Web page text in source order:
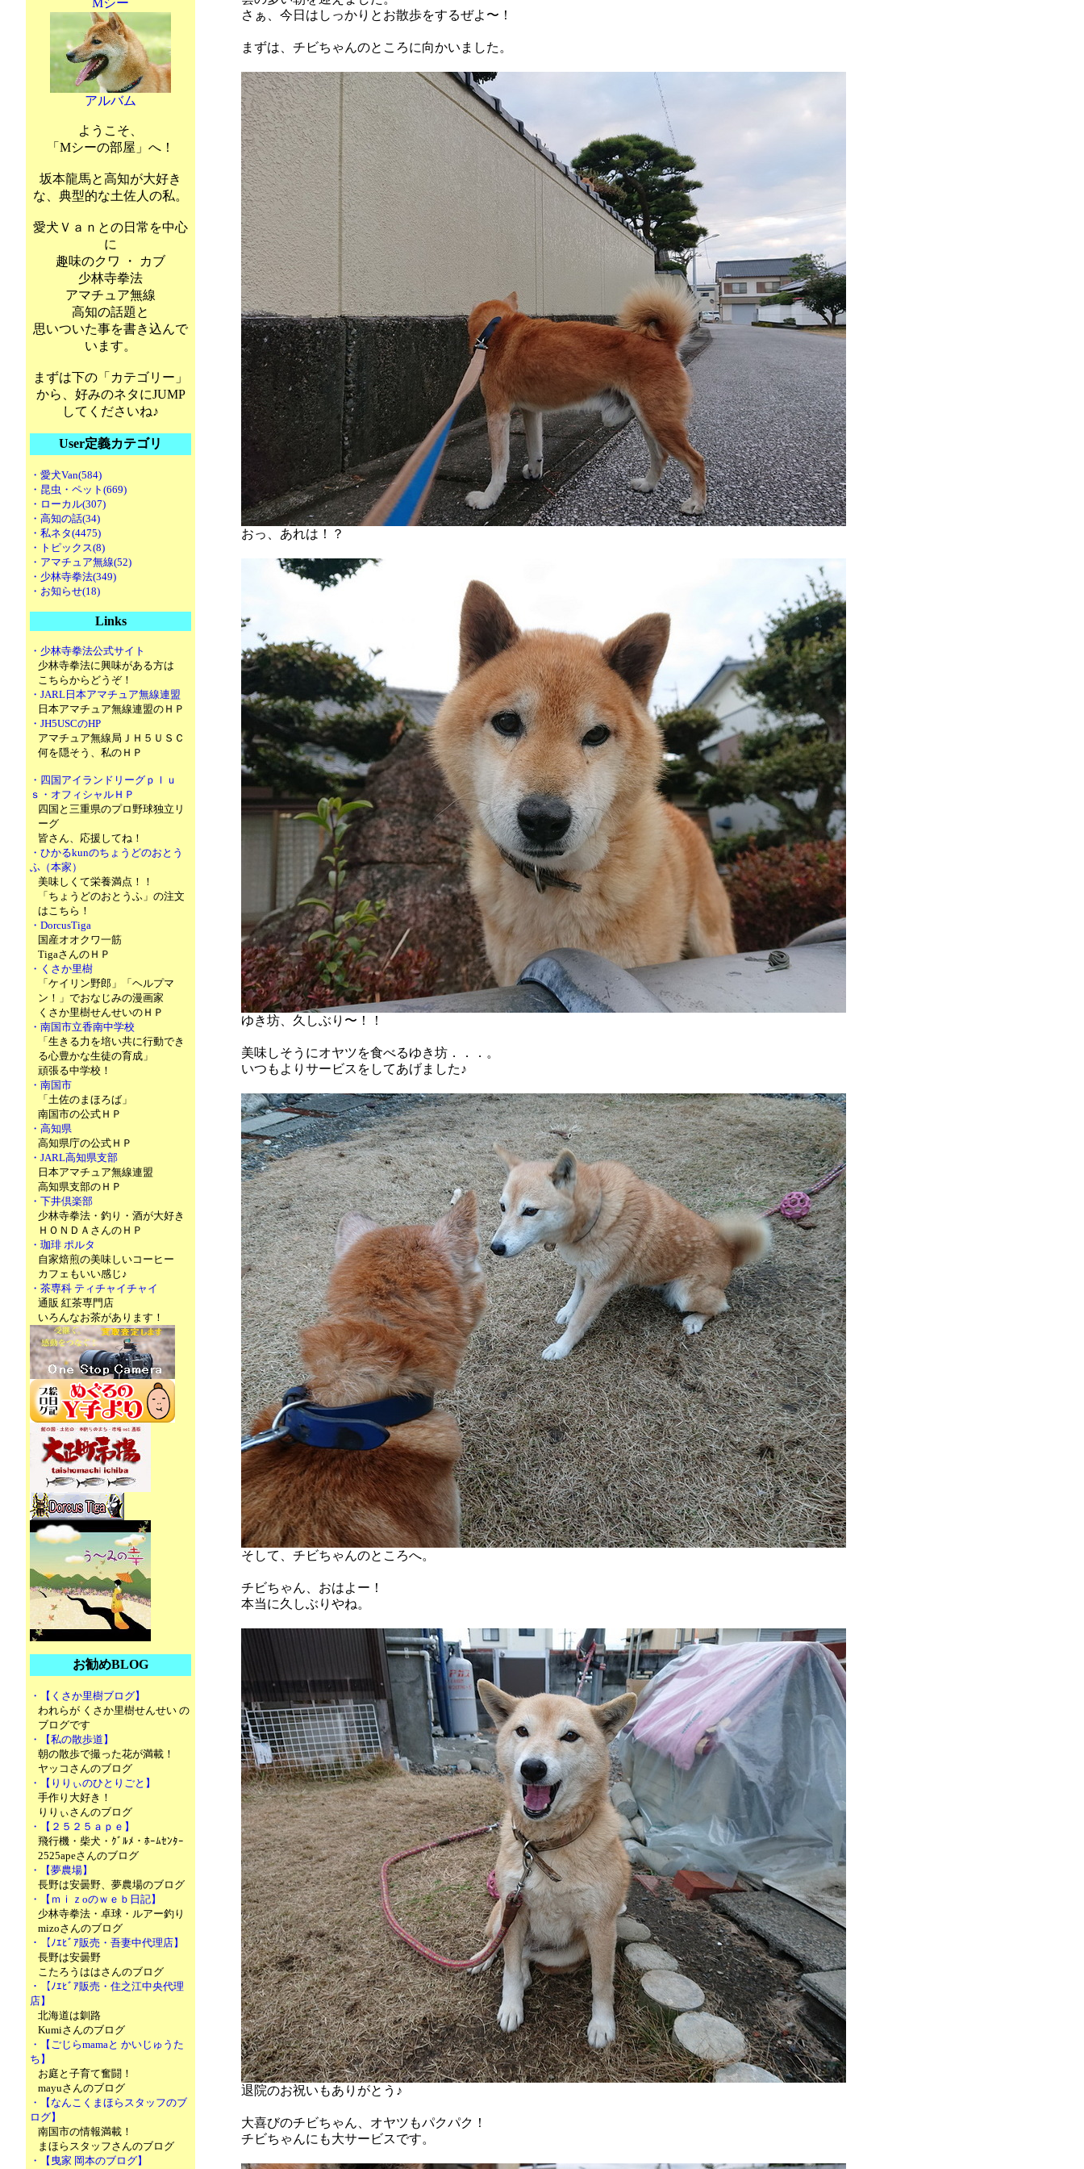
Mシー
アルバム
ようこそ、
「Mシーの部屋」へ！
坂本龍馬と高知が大好き
な、典型的な土佐人の私。
愛犬Ｖａｎとの日常を中心
に
趣味のクワ ・ カブ
少林寺拳法
アマチュア無線
高知の話題と
思いついた事を書き込んで
います。
まずは下の「カテゴリー」
から、好みのネタにJUMP
してくださいね♪
User定義カテゴリ
・愛犬Van(584)
・昆虫・ペット(669)
・ローカル(307)
・高知の話(34)
・私ネタ(4475)
・トピックス(8)
・アマチュア無線(52)
・少林寺拳法(349)
・お知らせ(18)
Links
・少林寺拳法公式サイト
少林寺拳法に興味がある方は
こちらからどうぞ！
・JARL日本アマチュア無線連盟
日本アマチュア無線連盟のＨＰ
・JH5USCのHP
アマチュア無線局ＪＨ５ＵＳＣ
何を隠そう、私のＨＰ
・四国アイランドリーグｐｌｕ
ｓ・オフィシャルＨＰ
四国と三重県のプロ野球独立リ
ーグ
皆さん、応援してね！
・ひかるkunのちょうどのおとう
ふ（本家）
美味しくて栄養満点！！
「ちょうどのおとうふ」の注文
はこちら！
・DorcusTiga
国産オオクワ一筋
TigaさんのＨＰ
・くさか里樹
「ケイリン野郎」「ヘルプマ
ン！」でおなじみの漫画家
くさか里樹せんせいのＨＰ
・南国市立香南中学校
「生きる力を培い共に行動でき
る心豊かな生徒の育成」
頑張る中学校！
・南国市
「土佐のまほろば」
南国市の公式ＨＰ
・高知県
高知県庁の公式ＨＰ
・JARL高知県支部
日本アマチュア無線連盟
高知県支部のＨＰ
・下井倶楽部
少林寺拳法・釣り・酒が大好き
ＨＯＮＤＡさんのＨＰ
・珈琲 ポルタ
自家焙煎の美味しいコーヒー
カフェもいい感じ♪
・茶専科 ティチャイチャイ
通販 紅茶専門店
いろんなお茶があります！
お勧めBLOG
・【くさか里樹ブログ】
われらが くさか里樹せんせい の
ブログです
・【私の散歩道】
朝の散歩で撮った花が満載！
ヤッコさんのブログ
・【りりぃのひとりごと】
手作り大好き！
りりぃさんのブログ
・【２５２５ａｐｅ】
飛行機・柴犬・ｸﾞﾙﾒ・ﾎｰﾑｾﾝﾀｰ
2525apeさんのブログ
・【夢農場】
長野は安曇野、夢農場のブログ
・【ｍｉｚoのｗｅｂ日記】
少林寺拳法・卓球・ルアー釣り
mizoさんのブログ
・【ﾉｴﾋﾞｱ販売・吾妻中代理店】
長野は安曇野
こたろうははさんのブログ
・【ﾉｴﾋﾞｱ販売・住之江中央代理
店】
北海道は釧路
Kumiさんのブログ
・【ごじらmamaと かいじゅうた
ち】
お庭と子育て奮闘！
mayuさんのブログ
・【なんこくまほらスタッフのブ
ログ】
南国市の情報満載！
まほらスタッフさんのブログ
・【曳家 岡本のブログ】
さぁ、今日はしっかりとお散歩をするぜよ〜！
まずは、チビちゃんのところに向かいました。
おっ、あれは！？
ゆき坊、久しぶり〜！！
美味しそうにオヤツを食べるゆき坊．．．。
いつもよりサービスをしてあげました♪
そして、チビちゃんのところへ。
チビちゃん、おはよー！
本当に久しぶりやね。
退院のお祝いもありがとう♪
大喜びのチビちゃん、オヤツもパクパク！
チビちゃんにも大サービスです。